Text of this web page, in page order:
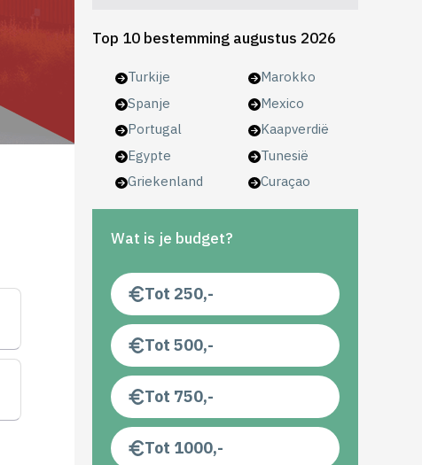
Top 10 bestemming augustus 2026
Turkije
Spanje
Portugal
Egypte
Griekenland
Marokko
Mexico
Kaapverdië
Tunesië
Curaçao
Wat is je budget?
Tot 250,-
Tot 500,-
Tot 750,-
Tot 1000,-